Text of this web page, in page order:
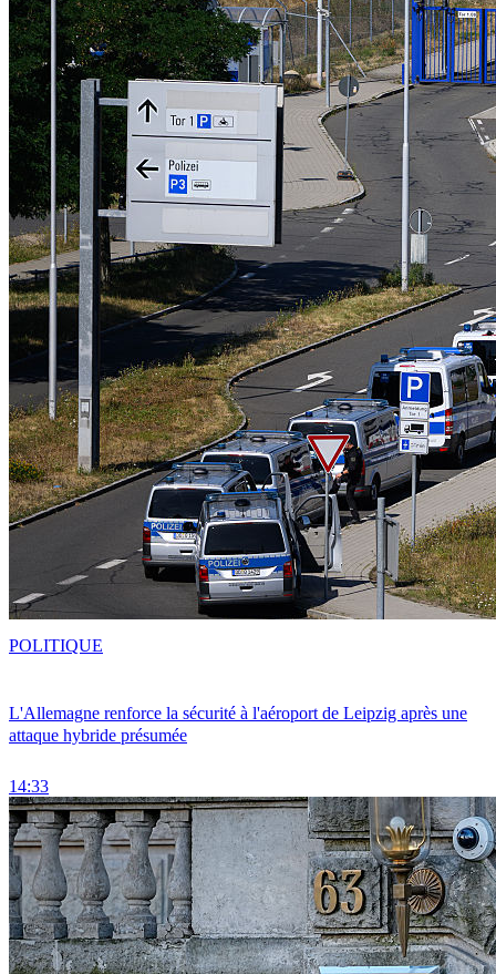
L'Allemagne renforce la sécurité à l'aéroport de Leipzig après une
attaque hybride présumée
14:33
POLITIQUE